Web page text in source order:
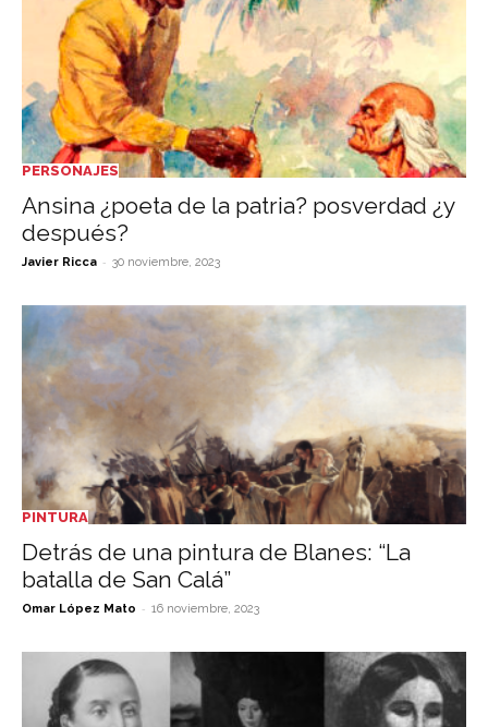
PERSONAJES
Ansina ¿poeta de la patria? posverdad ¿y
después?
Javier Ricca - 30 noviembre, 2023
PINTURA
Detrás de una pintura de Blanes: “La
batalla de San Calá”
Omar López Mato - 16 noviembre, 2023